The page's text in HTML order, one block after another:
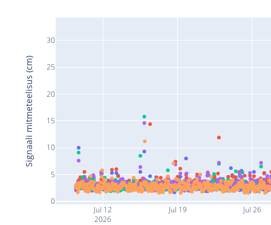
Jul 12
2026
Jul 19 Jul 26
0
5
10
15
20
25
30
Signaali mitmeteelisus (cm)